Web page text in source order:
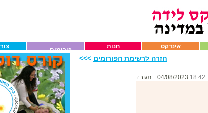
פורומים חנות אינדקס
חזרה לרשימת הפורומים >>>
18:42
תגובה